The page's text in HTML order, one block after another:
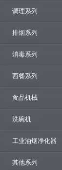
调理系列
排烟系列
消毒系列
西餐系列
食品机械
洗碗机
工业油烟净化器
其他系列